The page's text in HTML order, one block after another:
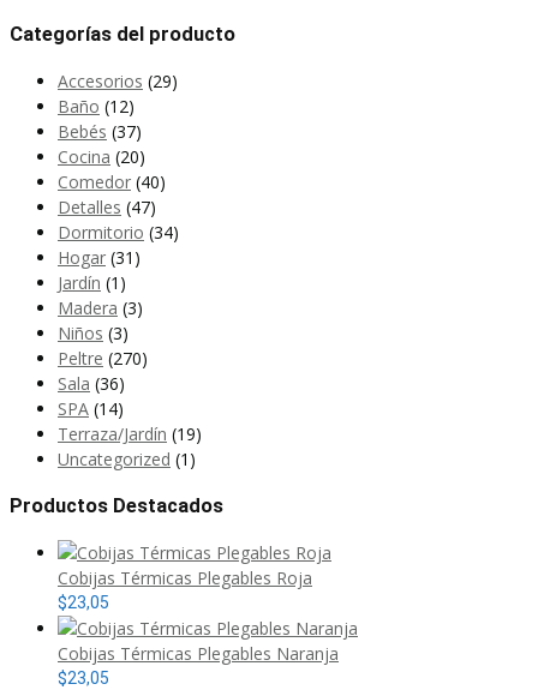
precios:
Categorías del producto
Accesorios (29)
Baño (12)
Bebés (37)
Cocina (20)
Comedor (40)
Detalles (47)
Dormitorio (34)
Hogar (31)
Jardín (1)
Madera (3)
Niños (3)
Peltre (270)
Sala (36)
SPA (14)
Terraza/Jardín (19)
Uncategorized (1)
Productos Destacados
Cobijas Térmicas Plegables Roja
$23,05
Cobijas Térmicas Plegables Naranja
$23,05